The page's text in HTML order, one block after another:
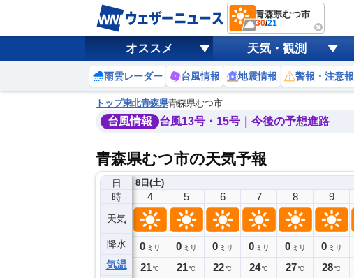
青森県むつ市
30/21
オススメ 天気・観測
雨雲レーダー 台風情報 地震情報 警報・注意報
トップ東北青森県青森県むつ市
台風情報 台風13号・15号｜今後の予想進路
青森県むつ市の天気予報
日
時
天気
降水
気温
8日(土)
3
0ミリ
21℃
4
0 ミリ
21℃
5
0 ミリ
21℃
6
0 ミリ
22℃
7
0 ミリ
24℃
8
0 ミリ
27℃
9
0 ミリ
28℃